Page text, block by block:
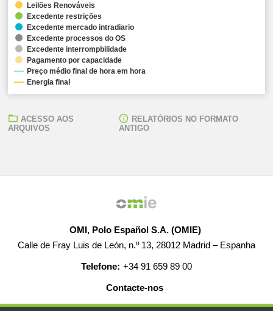
Leilões Renováveis
Excedente restrições
Excedente mercado intradiario
Excedente processos do OS
Excedente interrompbilidade
Pagamento por capacidade
Preço médio final de hora em hora
Energia final
ACESSO AOS
ARQUIVOS
RELATÓRIOS NO FORMATO
ANTIGO
OMI, Polo Español S.A. (OMIE)
Calle de Fray Luis de León, n.º 13, 28012 Madrid – Espanha
Telefone: +34 91 659 89 00
Contacte-nos